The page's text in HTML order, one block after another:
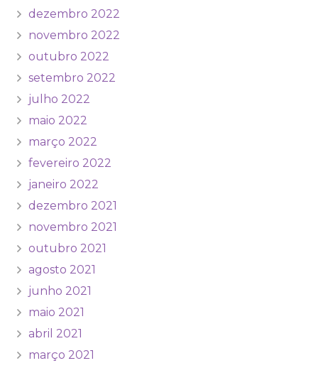
dezembro 2022
novembro 2022
outubro 2022
setembro 2022
julho 2022
maio 2022
março 2022
fevereiro 2022
janeiro 2022
dezembro 2021
novembro 2021
outubro 2021
agosto 2021
junho 2021
maio 2021
abril 2021
março 2021